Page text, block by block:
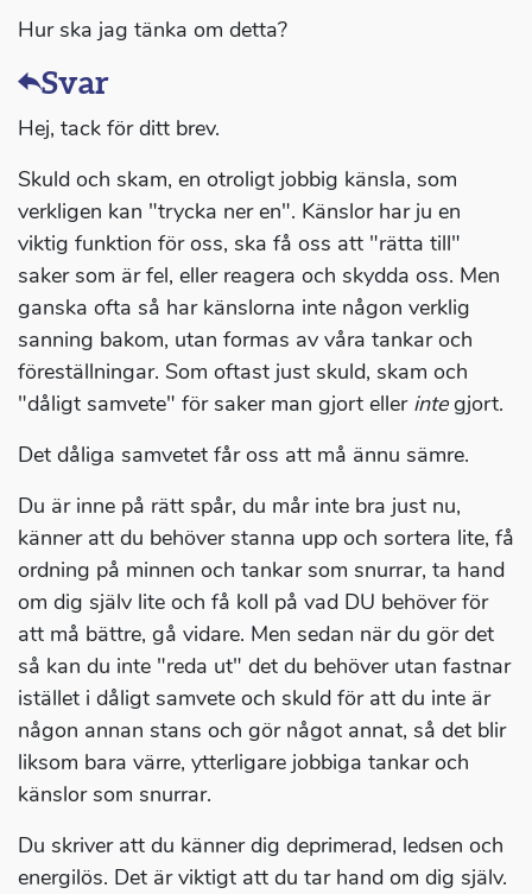
Hur ska jag tänka om detta?
Svar
Hej, tack för ditt brev.
Skuld och skam, en otroligt jobbig känsla, som
verkligen kan "trycka ner en". Känslor har ju en
viktig funktion för oss, ska få oss att "rätta till"
saker som är fel, eller reagera och skydda oss. Men
ganska ofta så har känslorna inte någon verklig
sanning bakom, utan formas av våra tankar och
föreställningar. Som oftast just skuld, skam och
"dåligt samvete" för saker man gjort eller integjort.
Det dåliga samvetet får oss att må ännu sämre.
Du är inne på rätt spår, du mår inte bra just nu,
känner att du behöver stanna upp och sortera lite, få
ordning på minnen och tankar som snurrar, ta hand
om dig själv lite och få koll på vad DU behöver för
att må bättre, gå vidare. Men sedan när du gör det
så kan du inte "reda ut" det du behöver utan fastnar
istället i dåligt samvete och skuld för att du inte är
någon annan stans och gör något annat, så det blir
liksom bara värre, ytterligare jobbiga tankar och
känslor som snurrar.
Du skriver att du känner dig deprimerad, ledsen och
energilös. Det är viktigt att du tar hand om dig själv.